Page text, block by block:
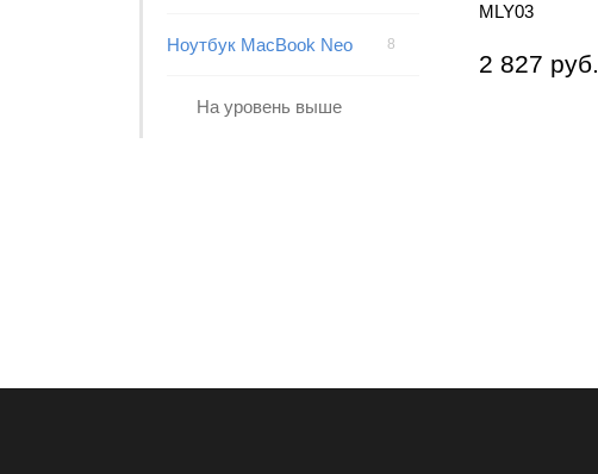
Ноутбук MacBook Neo 8
На уровень выше
MLY03
2 827 руб.